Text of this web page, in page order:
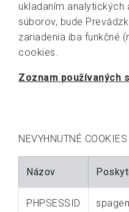
ukladaním
súborov, bude
zariadenia iba funkčné
cookies.
Zoznam používaných
NEVYHNUTNÉ COOKIES
Názov
PHPSESSID